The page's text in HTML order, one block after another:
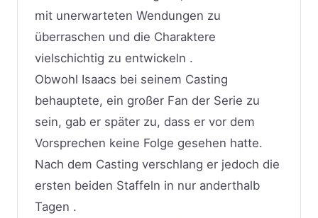
mit unerwarteten Wendungen zu
überraschen und die Charaktere
vielschichtig zu entwickeln .
Obwohl Isaacs bei seinem Casting
behauptete, ein großer Fan der Serie zu
sein, gab er später zu, dass er vor dem
Vorsprechen keine Folge gesehen hatte.
Nach dem Casting verschlang er jedoch die
ersten beiden Staffeln in nur anderthalb
Tagen .